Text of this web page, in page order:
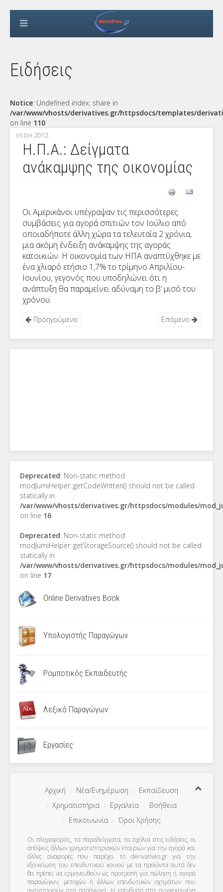
Ειδήσεις
Notice: Undefined index: share in
/var/www/vhosts/derivatives.gr/httpsdocs/templates/
on line 110
05 Σεπ 2012
Η.Π.Α.: Δείγματα
ανάκαμψης της οικονομίας
Οι Αμερικάνοι υπέγραψαν τις περισσότερες
συμβάσεις για αγορά σπιτιών τον Ιούλιο από
οποιαδήποτε άλλη χώρα τα τελευταία 2 χρόνια,
μια ακόμη ένδειξη ανάκαμψης της αγοράς
κατοικιών. Η οικονομία των ΗΠΑ αναπτύχθηκε με
ένα χλιαρό ετήσιο 1,7% το τρίμηνο Απριλίου-
Ιουνίου, γεγονός που υποδηλώνει ότι η
ανάπτυξη θα παραμείνει αδύναμη το β’ μισό του
χρόνου.
Προηγούμενο Επόμενο
Deprecated: Non-static method
modJumiHelper::getCodeWritten() should not be called
statically in
/var/www/vhosts/derivatives.gr/httpsdocs/modules/
on line 16
Deprecated: Non-static method
modJumiHelper::getStorageSource() should not be called
statically in
/var/www/vhosts/derivatives.gr/httpsdocs/modules/
on line 17
Online Derivatives Book
Υπολογιστής Παραγώγων
Ρομποτικός Εκπαιδευτής
Λεξικό Παραγώγων
Εργασίες
Αρχική Νέα/Ενημέρωση
Εκπαίδευση
Χρηματιστήρια
Εργαλεία
Βοήθεια
Επικοινωνία
Όροι Χρήσης
Οι πληροφορίες, τα παραδείγματα, τα σχόλια στις ειδήσεις, οι
απόψεις άλλων χρηματιστηριακών εταιριών για την αγορά και
άλλες αναφορές που παρέχει το derivatives.gr για την
εξοικείωση του επενδυτικού κοινού με τα προϊόντα αυτά δεν
θα πρέπει να ερμηνευθούν ως προτροπή για πώληση ή αγορά
παραγώγων, μετοχών ή άλλων επενδυτικών οχημάτων που